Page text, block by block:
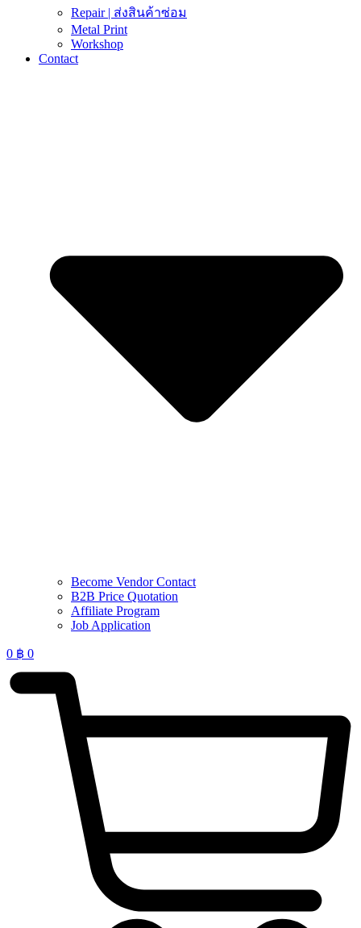
Repair | ส่งสินค้าซ่อม
Metal Print
Workshop
Contact
Become Vendor Contact
B2B Price Quotation
Affiliate Program
Job Application
0 ฿ 0